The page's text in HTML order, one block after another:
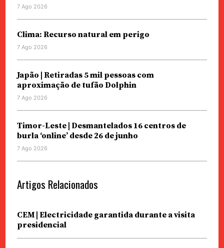
7 Ago 2026
Clima: Recurso natural em perigo
7 Ago 2026
Japão | Retiradas 5 mil pessoas com
aproximação de tufão Dolphin
7 Ago 2026
Timor-Leste | Desmantelados 16 centros de
burla ‘online’ desde 26 de junho
7 Ago 2026
Artigos Relacionados
CEM | Electricidade garantida durante a visita
presidencial